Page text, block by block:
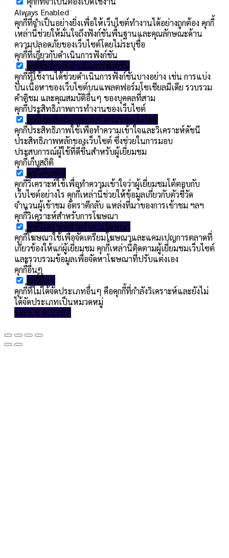
Always Enabled
คุกกี้ที่จำเป็นอย่างยิ่งเพื่อให้เว็บไซต์ทำงานได้อย่างถูกต้อง คุกกี้
เหล่านี้ช่วยให้มั่นใจถึงฟังก์ชันพื้นฐานและคุณลักษณะด้าน
ความปลอดภัยของเว็บไซต์โดยไม่ระบุชื่อ
คุกกี้ที่เกี่ยวกับดำเนินการฟังก์ชัน
คุกกี้ที่เกี่ยวกับดำเนินการฟังก์ชัน
คุกกี้ที่ใช้งานได้ช่วยดำเนินการฟังก์ชันบางอย่าง เช่น การแบ่ง
ปันเนื้อหาของเว็บไซต์บนแพลตฟอร์มโซเชียลมีเดีย รวบรวม
คำติชม และคุณสมบัติอื่นๆ ของบุคคลที่สาม
คุกกี้ประสิทธิภาพการทำงานของเว็บไซต์
คุกกี้ประสิทธิภาพการทำงานของเว็บไซต์
คุกกี้ประสิทธิภาพใช้เพื่อทำความเข้าใจและวิเคราะห์ดัชนี
ประสิทธิภาพหลักของเว็บไซต์ ซึ่งช่วยในการมอบ
ประสบการณ์ผู้ใช้ที่ดีขึ้นสำหรับผู้เยี่ยมชม
คุกกี้เก็บสถิติ
คุกกี้เก็บสถิติ
คุกกี้วิเคราะห์ใช้เพื่อทำความเข้าใจว่าผู้เยี่ยมชมโต้ตอบกับ
เว็บไซต์อย่างไร คุกกี้เหล่านี้ช่วยให้ข้อมูลเกี่ยวกับตัวชี้วัด
จำนวนผู้เข้าชม อัตราตีกลับ แหล่งที่มาของการเข้าชม ฯลฯ
คุกกี้วิเคราะห์สำหรับการโฆษณา
คุกกี้วิเคราะห์สำหรับการโฆษณา
คุกกี้โฆษณาใช้เพื่อจัดเตรียมโฆษณาและแคมเปญการตลาดที่
เกี่ยวข้องให้แก่ผู้เยี่ยมชม คุกกี้เหล่านี้ติดตามผู้เยี่ยมชมเว็บไซต์
และรวบรวมข้อมูลเพื่อจัดหาโฆษณาที่ปรับแต่งเอง
คุกกี้อื่นๆ
คุกกี้อื่นๆ
คุกกี้ที่ไม่ได้จัดประเภทอื่นๆ คือคุกกี้ที่กำลังวิเคราะห์และยังไม่
ได้จัดประเภทเป็นหมวดหมู่
SAVE & ACCEPT